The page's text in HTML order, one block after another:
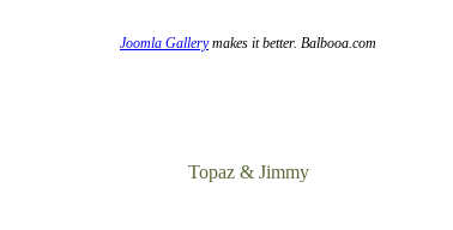
Joomla Gallerymakes it better. Balbooa.com
Topaz & Jimmy